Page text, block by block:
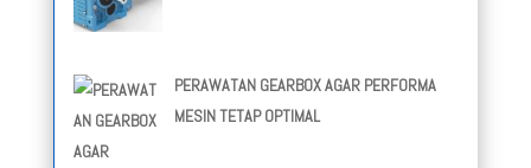
PERAWATAN GEARBOX AGAR PERFORMA
MESIN TETAP OPTIMAL